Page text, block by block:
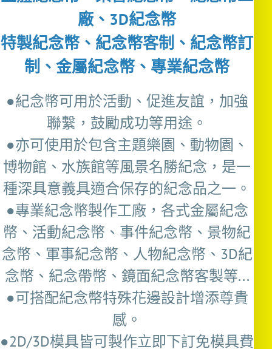
廠、3D紀念幣
特製紀念幣、紀念幣客制、紀念幣訂
制、金屬紀念幣、專業紀念幣
●紀念幣可用於活動、促進友誼，加強
聯繫，鼓勵成功等用途。
●亦可使用於包含主題樂園、動物園、
博物館、水族館等風景名勝紀念，是一
種深具意義具適合保存的紀念品之一。
●專業紀念幣製作工廠，各式金屬紀念
幣、活動紀念幣、事件紀念幣、景物紀
念幣、軍事紀念幣、人物紀念幣、3D紀
念幣、紀念帶幣、鏡面紀念幣客製等...
●可搭配紀念幣特殊花邊設計增添尊貴
感。
●2D/3D模具皆可製作立即下訂免模具費